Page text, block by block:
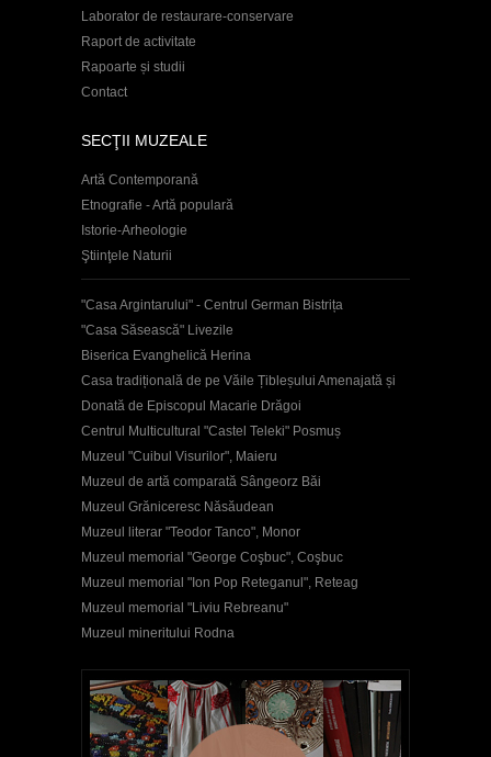
Laborator de restaurare-conservare
Raport de activitate
Rapoarte și studii
Contact
SECŢII MUZEALE
Artă Contemporană
Etnografie - Artă populară
Istorie-Arheologie
Ştiinţele Naturii
"Casa Argintarului" - Centrul German Bistrița
"Casa Săsească" Livezile
Biserica Evanghelică Herina
Casa tradițională de pe Văile Țibleșului Amenajată și
Donată de Episcopul Macarie Drăgoi
Centrul Multicultural "Castel Teleki" Posmuș
Muzeul "Cuibul Visurilor", Maieru
Muzeul de artă comparată Sângeorz Băi
Muzeul Grăniceresc Năsăudean
Muzeul literar "Teodor Tanco", Monor
Muzeul memorial "George Coşbuc", Coşbuc
Muzeul memorial "Ion Pop Reteganul", Reteag
Muzeul memorial "Liviu Rebreanu"
Muzeul mineritului Rodna